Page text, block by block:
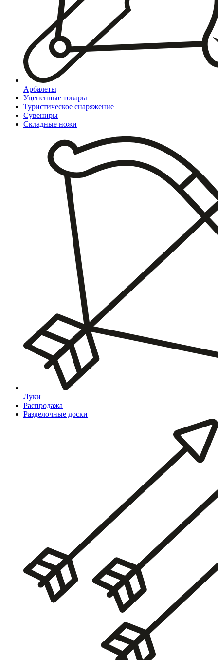
Арбалеты
Уцененные товары
Туристическое снаряжение
Сувениры
Складные ножи
Луки
Распродажа
Разделочные доски